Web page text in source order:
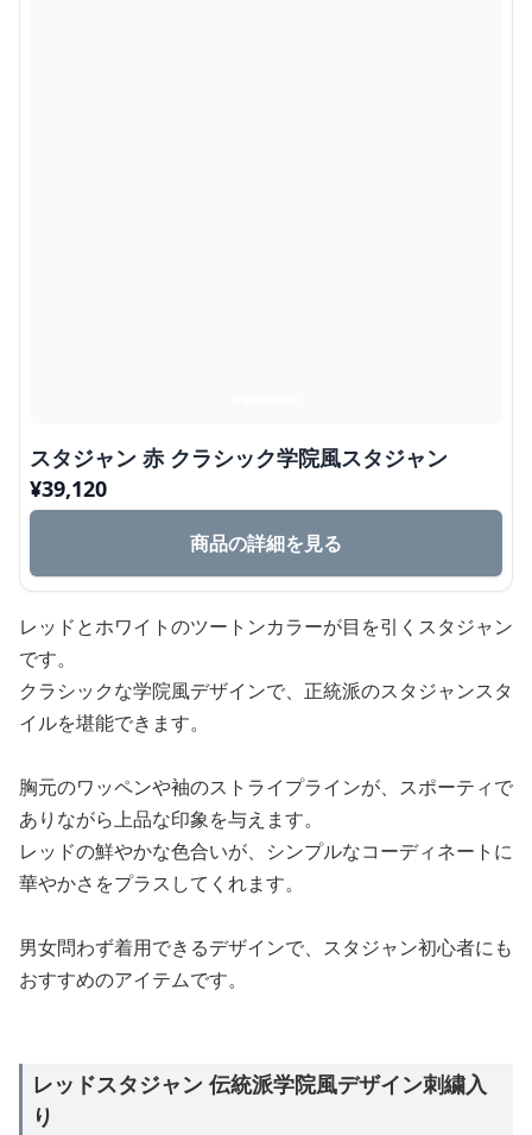
スタジャン 赤 クラシック学院風スタジャン
¥39,120
商品の詳細を見る
レッドとホワイトのツートンカラーが目を引くスタジャン
です。
クラシックな学院風デザインで、正統派のスタジャンスタ
イルを堪能できます。
胸元のワッペンや袖のストライプラインが、スポーティで
ありながら上品な印象を与えます。
レッドの鮮やかな色合いが、シンプルなコーディネートに
華やかさをプラスしてくれます。
男女問わず着用できるデザインで、スタジャン初心者にも
おすすめのアイテムです。
レッドスタジャン 伝統派学院風デザイン刺繍入
り